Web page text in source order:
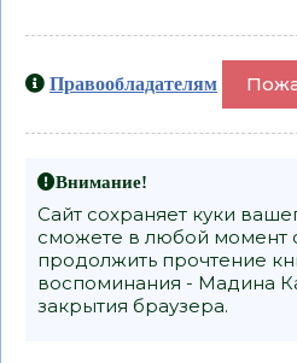
Правообладателям
Внимание!
Сайт сохраняет куки
сможете в любой момент
продолжить прочтение
воспоминания - Мадина
закрытия браузера.